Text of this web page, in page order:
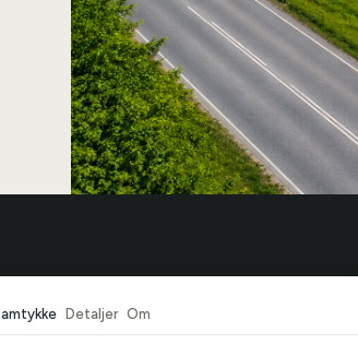
Se alle biler
Detaljer Om